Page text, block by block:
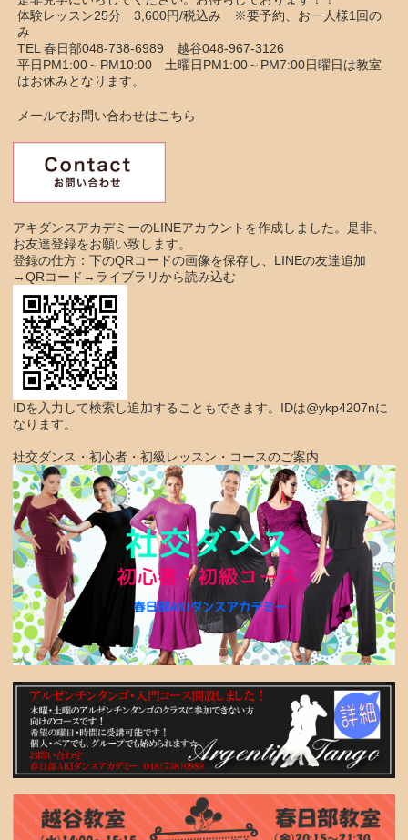
体験レッスン25分 3,600円/税込み ※要予約、お一人様1回の
み
TEL 春日部048-738-6989 越谷048-967-3126
平日PM1:00～PM10:00 土曜日PM1:00～PM7:00日曜日は教室
はお休みとなります。
メールでお問い合わせはこちら
アキダンスアカデミーのLINEアカウントを作成しました。是非、
お友達登録をお願い致します。
登録の仕方：下のQRコードの画像を保存し、LINEの友達追加
→QRコード→ライブラリから読み込む
IDを入力して検索し追加することもできます。IDは@ykp4207nに
なります。
社交ダンス・初心者・初級レッスン・コースのご案内